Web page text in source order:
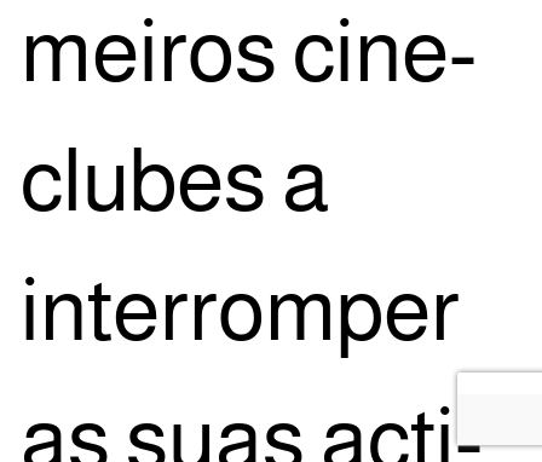
mei­ros cine­
clu­bes a
inter­rom­per
as suas acti­